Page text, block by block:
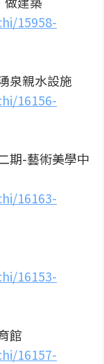
15958-
泉親水設施
16156-
期-藝術美學中
16163-
16153-
館
16157-